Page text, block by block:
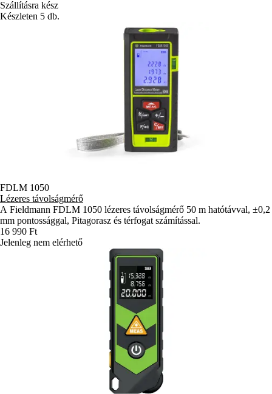
Szállításra kész
Készleten 5 db.
FDLM 1050
Lézeres távolságmérő
A Fieldmann FDLM 1050 lézeres távolságmérő 50 m hatótávval, ±0,2
mm pontossággal, Pitagorasz és térfogat számítással.
16 990 Ft
Jelenleg nem elérhető